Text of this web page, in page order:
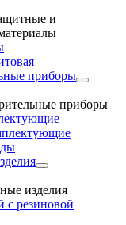
и
приборы
приборы
изделия
с резиновой